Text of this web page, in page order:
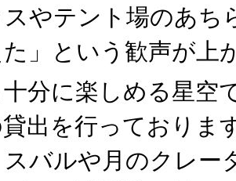
やテント場のあち
」という歓声が上
分に楽しめる星空
出を行っておりま
スバルや月のクレー